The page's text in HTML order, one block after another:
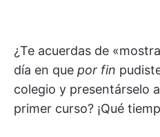
¿Te acuerdas de
día en que por fin
colegio y presentárselo
primer curso? ¡Qué